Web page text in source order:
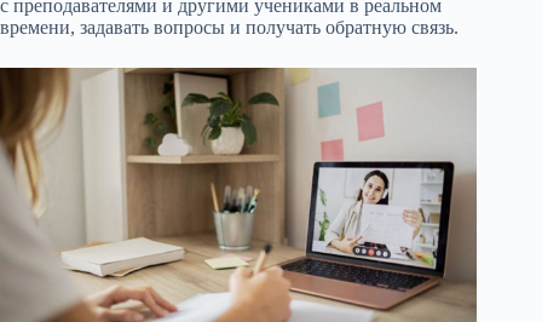
с преподавателями и другими учениками в реальном
времени, задавать вопросы и получать обратную связь.